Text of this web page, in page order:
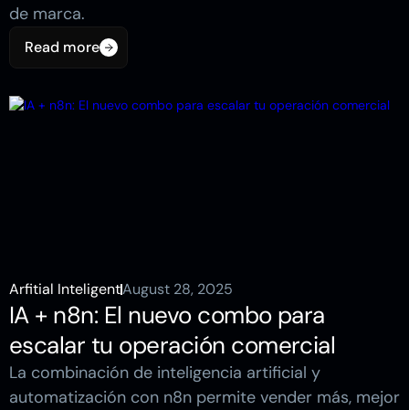
de marca.
Read more
Read more
Arfitial InteligentAugust 28, 2025
IA + n8n: El nuevo combo para
escalar tu operación comercial
La combinación de inteligencia artificial y
automatización con n8n permite vender más, mejor